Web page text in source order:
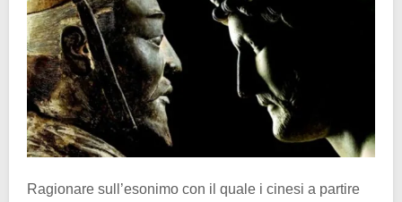
Ragionare sull’esonimo con il quale i cinesi a partire